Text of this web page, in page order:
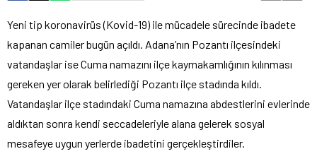
Yeni tip koronavirüs (Kovid-19) ile mücadele sürecinde ibadete
kapanan camiler bugün açıldı. Adana’nın Pozantı ilçesindeki
vatandaşlar ise Cuma namazını ilçe kaymakamlığının kılınması
gereken yer olarak belirlediği Pozantı ilçe stadında kıldı.
Vatandaşlar ilçe stadındaki Cuma namazına abdestlerini evlerinde
aldıktan sonra kendi seccadeleriyle alana gelerek sosyal
mesafeye uygun yerlerde ibadetini gerçekleştirdiler.